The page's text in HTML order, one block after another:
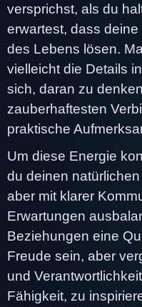
versprichst, als du
erwartest, dass
des Lebens lösen.
vielleicht die Details
sich, daran zu
zauberhaftesten
praktische
Um diese Energie
du deinen
aber mit klarer
Erwartungen
Beziehungen eine
Freude sein, aber
und
Fähigkeit, zu